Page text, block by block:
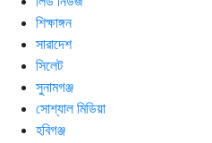
শিক্ষাঙ্গন
সারাদেশ
সিলেট
সুনামগঞ্জ
সোশ্যাল মিডিয়া
হবিগঞ্জ